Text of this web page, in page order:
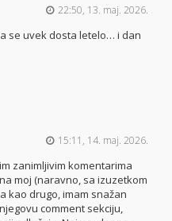
22:50, 13. maj. 2026.
se uvek dosta letelo… i dan
15:11, 14. maj. 2026.
zanimljivim komentarima
moj (naravno, sa izuzetkom
kao drugo, imam snažan
comment sekciju,